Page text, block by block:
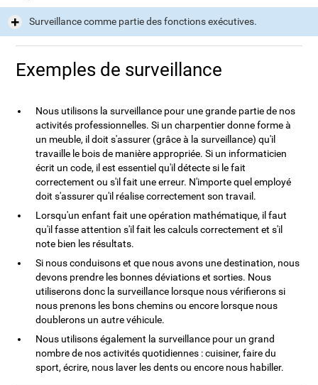
Surveillance comme partie des fonctions exécutives.
Exemples de surveillance
Nous utilisons la surveillance pour une grande partie de nos
activités professionnelles. Si un charpentier donne forme à
un meuble, il doit s'assurer (grâce à la surveillance) qu'il
travaille le bois de manière appropriée. Si un informaticien
écrit un code, il est essentiel qu'il détecte si le fait
correctement ou s'il fait une erreur. N'importe quel employé
doit s'assurer qu'il réalise correctement son travail.
Lorsqu'un enfant fait une opération mathématique, il faut
qu'il fasse attention s'il fait les calculs correctement et s'il
note bien les résultats.
Si nous conduisons et que nous avons une destination, nous
devons prendre les bonnes déviations et sorties. Nous
utiliserons donc la surveillance lorsque nous vérifierons si
nous prenons les bons chemins ou encore lorsque nous
doublerons un autre véhicule.
Nous utilisons également la surveillance pour un grand
nombre de nos activités quotidiennes : cuisiner, faire du
sport, écrire, nous laver les dents ou encore nous habiller.